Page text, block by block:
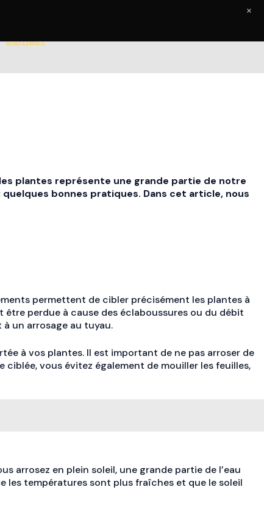
Contact
plantes représente une grande partie de notre
bonnes pratiques. Dans cet article, nous
permettent de cibler précisément les plantes à
être perdue à cause des éclaboussures ou du débit
un arrosage au tuyau.
à vos plantes. Il est important de ne pas arroser de
ciblée, vous évitez également de mouiller les feuilles,
arrosez en plein soleil, une grande partie de l’eau
les températures sont plus fraîches et que le soleil
×